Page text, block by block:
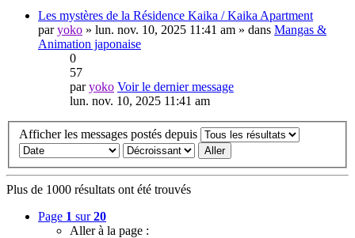
Les mystères de la Résidence Kaika / Kaika Apartment
paryoko » lun. nov. 10, 2025 11:41 am » dans Mangas &
Animation japonaise
0
57
paryoko Voir le dernier message
lun. nov. 10, 2025 11:41 am
Afficher les messages postés depuis
Plus de 1000 résultats ont été trouvés
Page 1 sur20
Aller à la page :